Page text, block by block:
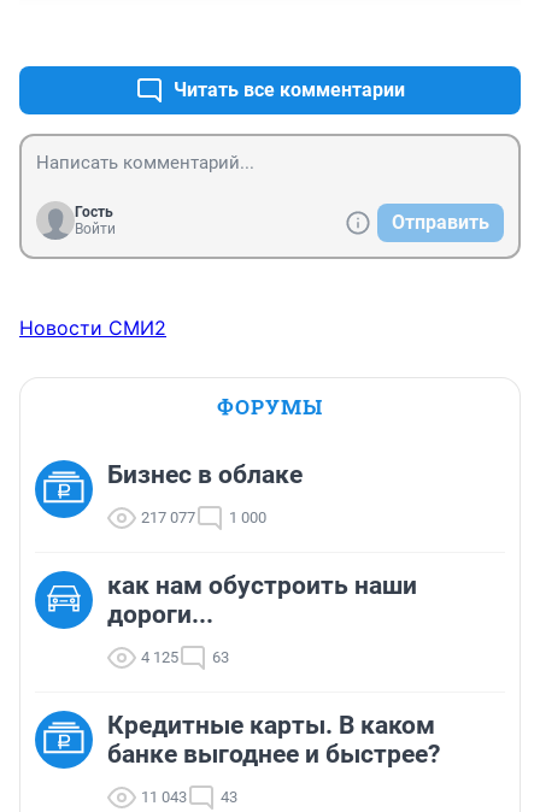
Читать все комментарии
Гость
Войти
Отправить
Новости СМИ2
ФОРУМЫ
Бизнес в облаке
217 077 1 000
как нам обустроить наши
дороги...
4 125 63
Кредитные карты. В каком
банке выгоднее и быстрее?
11 043 43